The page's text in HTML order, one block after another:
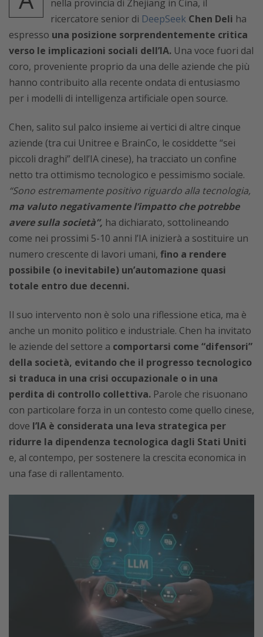
nella provincia di Zhejiang in Cina, il
ricercatore senior di DeepSeek Chen Deli ha
espresso una posizione sorprendentemente critica
verso le implicazioni sociali dell’IA. Una voce fuori dal
coro, proveniente proprio da una delle aziende che più
hanno contribuito alla recente ondata di entusiasmo
per i modelli di intelligenza artificiale open source.
Chen, salito sul palco insieme ai vertici di altre cinque
aziende (tra cui Unitree e BrainCo, le cosiddette “sei
piccoli draghi” dell’IA cinese), ha tracciato un confine
netto tra ottimismo tecnologico e pessimismo sociale.
“Sono estremamente positivo riguardo alla tecnologia,
ma valuto negativamente l’impatto che potrebbe
avere sulla società”, ha dichiarato, sottolineando
come nei prossimi 5-10 anni l’IA inizierà a sostituire un
numero crescente di lavori umani, fino a rendere
possibile (o inevitabile) un’automazione quasi
totale entro due decenni.
Il suo intervento non è solo una riflessione etica, ma è
anche un monito politico e industriale. Chen ha invitato
le aziende del settore a comportarsi come “difensori”
della società, evitando che il progresso tecnologico
si traduca in una crisi occupazionale o in una
perdita di controllo collettiva. Parole che risuonano
con particolare forza in un contesto come quello cinese,
dove l’IA è considerata una leva strategica per
ridurre la dipendenza tecnologica dagli Stati Uniti
e, al contempo, per sostenere la crescita economica in
una fase di rallentamento.